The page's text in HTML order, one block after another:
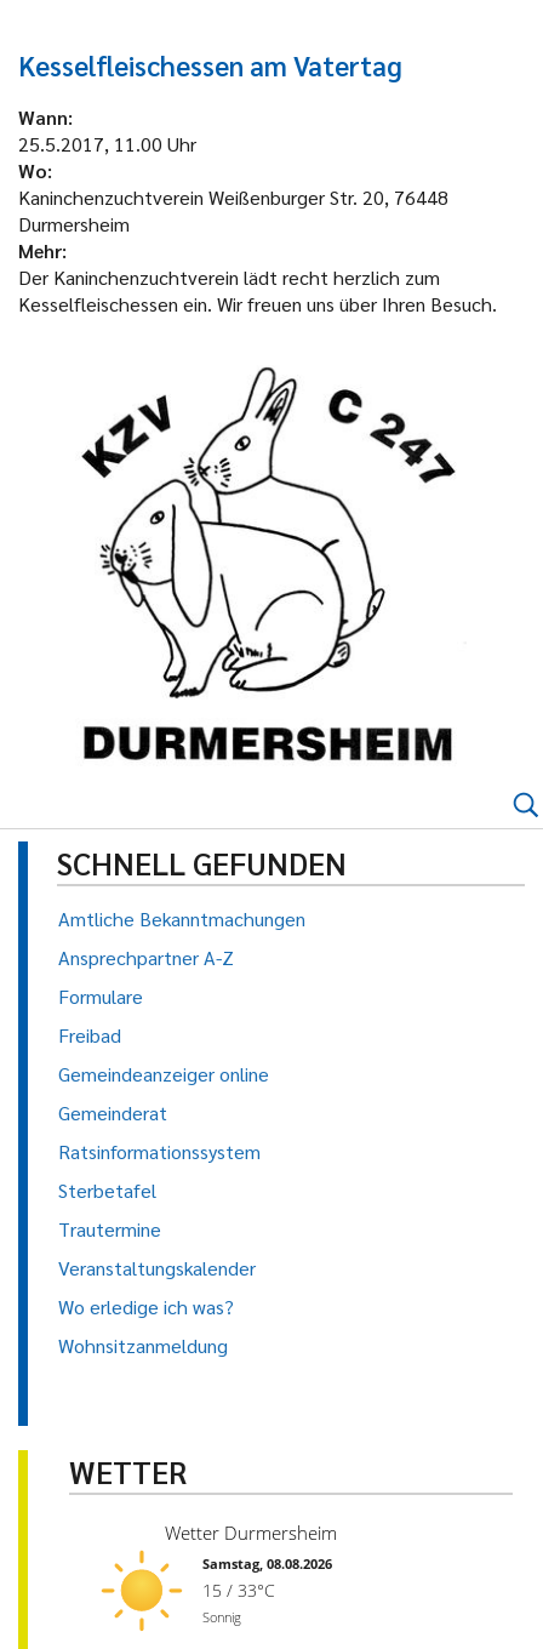
Kesselfleischessen am Vatertag
Wann:
25.5.2017, 11.00 Uhr
Wo:
Kaninchenzuchtverein Weißenburger Str. 20, 76448
Durmersheim
Mehr:
Der Kaninchenzuchtverein lädt recht herzlich zum
Kesselfleischessen ein. Wir freuen uns über Ihren Besuch.
SCHNELL GEFUNDEN
Amtliche Bekanntmachungen
Ansprechpartner A-Z
Formulare
Freibad
Gemeindeanzeiger online
Gemeinderat
Ratsinformationssystem
Sterbetafel
Trautermine
Veranstaltungskalender
Wo erledige ich was?
Wohnsitzanmeldung
WETTER
Wetter Durmersheim
Samstag, 08.08.2026
15 / 33°C
Sonnig